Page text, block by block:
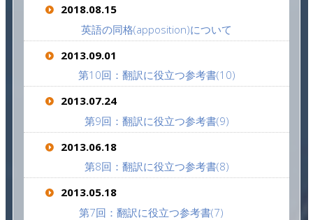
2018.08.15
英語の同格(apposition)について
2013.09.01
第10回：翻訳に役立つ参考書(10)
2013.07.24
第9回：翻訳に役立つ参考書(9)
2013.06.18
第8回：翻訳に役立つ参考書(8)
2013.05.18
第7回：翻訳に役立つ参考書(7)